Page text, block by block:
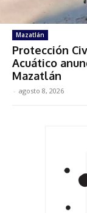
Mazatlán
Protección
Acuático
Mazatlán
- agosto 8, 2026